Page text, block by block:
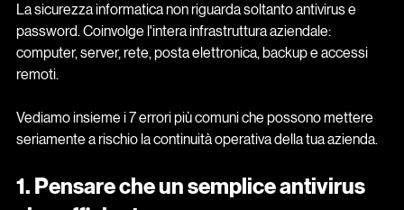
La sicurezza informatica non riguarda soltanto antivirus e
password. Coinvolge l'intera infrastruttura aziendale:
computer, server, rete, posta elettronica, backup e accessi
remoti.
Vediamo insieme i 7 errori più comuni che possono mettere
seriamente a rischio la continuità operativa della tua azienda.
1. Pensare che un semplice antivirus